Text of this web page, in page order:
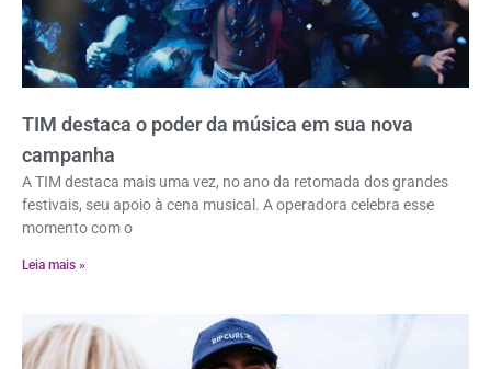
TIM destaca o poder da música em sua nova
campanha
A TIM destaca mais uma vez, no ano da retomada dos grandes
festivais, seu apoio à cena musical. A operadora celebra esse
momento com o
Leia mais »